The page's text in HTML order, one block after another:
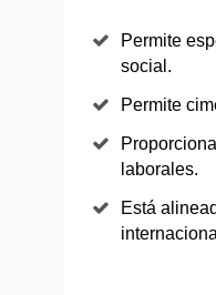
Permite
social.
Permite
laborales.
Está